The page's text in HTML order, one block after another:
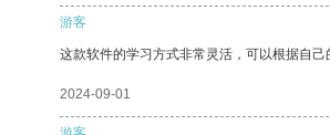
游客
这款软件的学习方式非常灵活，可以根据自己
2024-09-01